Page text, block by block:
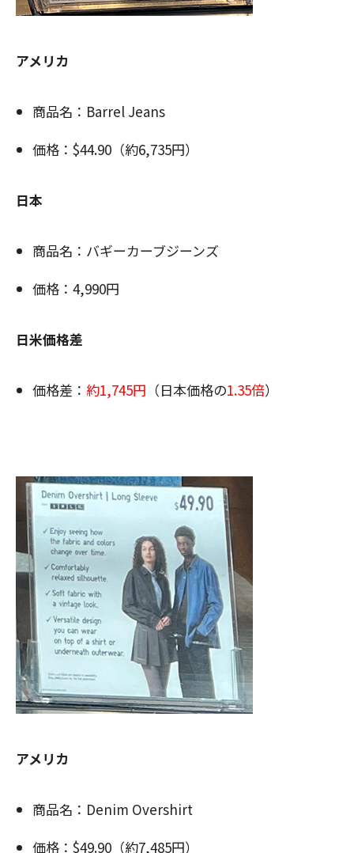
アメリカ
商品名：Barrel Jeans
価格：$44.90（約6,735円）
日本
商品名：バギーカーブジーンズ
価格：4,990円
日米価格差
価格差： 約1,745円 （日本価格の1.35倍）
アメリカ
商品名：Denim Overshirt
価格：$49.90（約7,485円）